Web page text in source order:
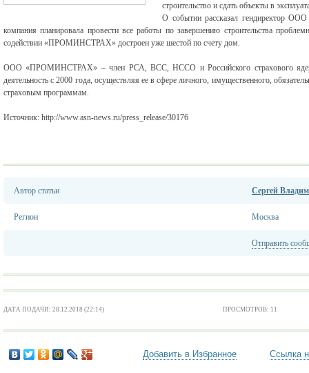
строительство и сдать объекты в
О событии рассказал гендиректор
компания планировала провести все работы по завершению строительства
содействии «ПРОМИНСТРАХ» достроен уже шестой по счету дом.
ООО «ПРОМИНСТРАХ» – член РСА, ВСС, НССО и Российского страхового
деятельность с 2000 года, осуществляя ее в сфере личного, имущественного,
страховым программам.
Источник: http://www.asn-news.ru/press_release/30176
Автор статьи Сергей
Регион Москва
Отправить
ДАТА ПОДАЧИ: 28.12.2018 (22:14) ПРОСМОТРОВ: 11
Добавить в Избранное Ссылка